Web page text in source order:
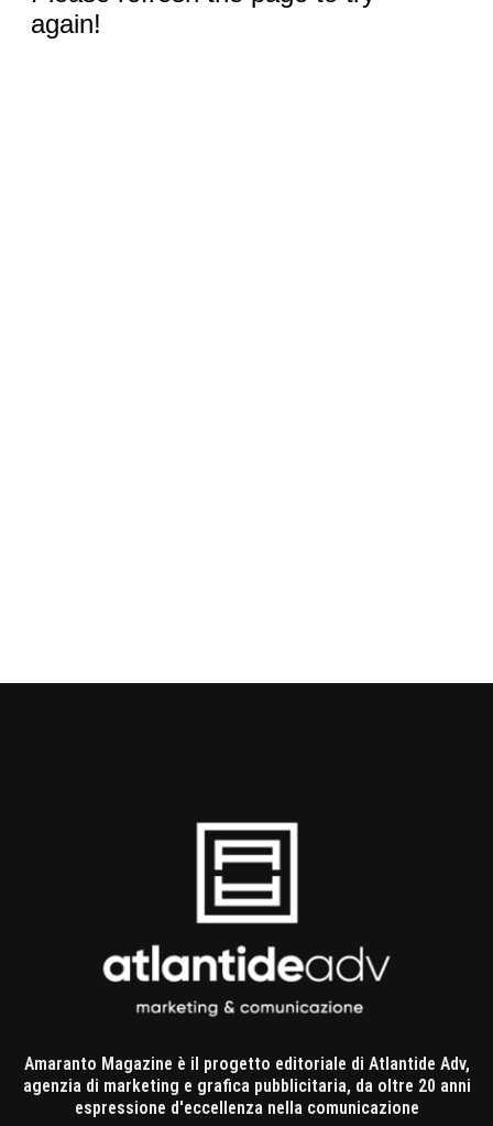
Amaranto Magazine è il progetto editoriale di Atlantide Adv,
agenzia di marketing e grafica pubblicitaria, da oltre 20 anni
espressione d'eccellenza nella comunicazione